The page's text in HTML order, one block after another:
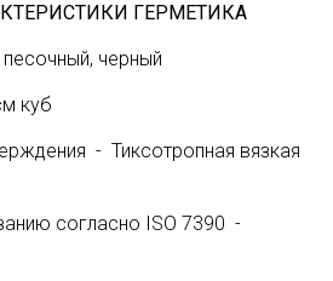
ГЕРМЕТИКА
черный
куб
- Тиксотропная вязкая
согласно ISO 7390 -